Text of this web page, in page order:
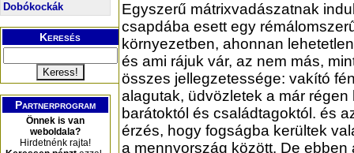
Dobókockák
Keresés
Partnerprogram
Önnek is van
weboldala?
Hirdetnénk rajta!
Egyszerű mátrixvadászatnak
csapdába esett egy
környezetben, ahonnan
és ami rájuk vár, az nem más,
összes jellegzetessége: vakító
alagutak, üdvözletek a már régen
barátoktól és családtagoktól. és
érzés, hogy fogságba kerültek
a mennyország között. De ebben